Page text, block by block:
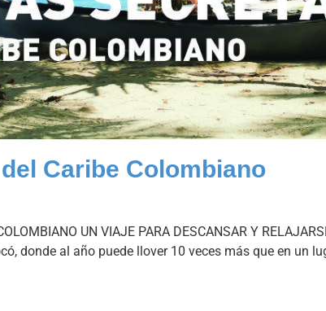
Caribe Colombiano
UN VIAJE PARA DESCANSAR Y
donde al año puede llover 10 veces más que en un